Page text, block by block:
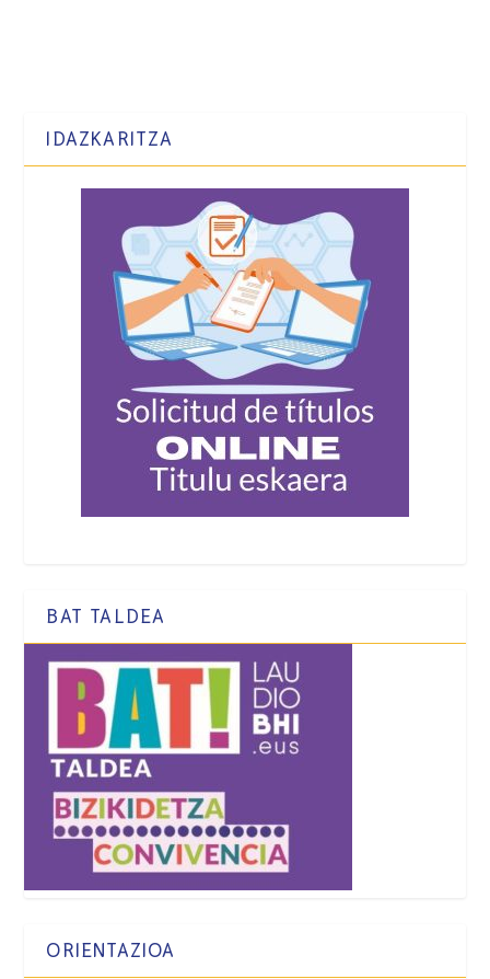
IDAZKARITZA
BAT TALDEA
ORIENTAZIOA